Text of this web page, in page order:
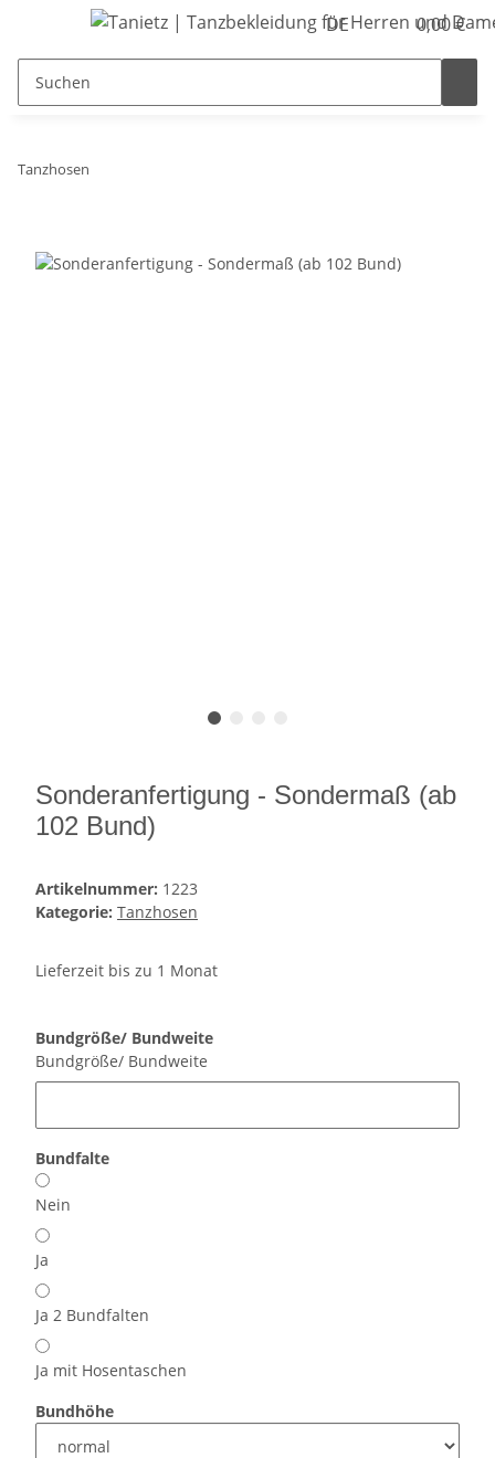
DE 0,00 €
Tanzhosen
Sonderanfertigung - Sondermaß (ab
102 Bund)
Artikelnummer: 1223
Kategorie: Tanzhosen
Lieferzeit bis zu 1 Monat
Bundgröße/ Bundweite
Bundgröße/ Bundweite
Bundfalte
Nein
Ja
Ja 2 Bundfalten
Ja mit Hosentaschen
Bundhöhe